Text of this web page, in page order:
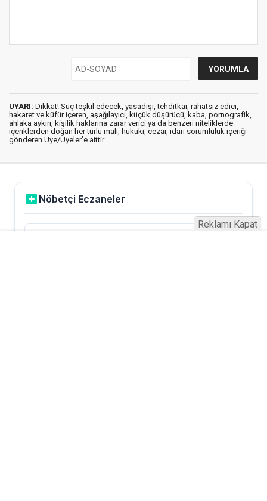
UYARI: Dikkat! Suç teşkil edecek, yasadışı, tehditkar, rahatsız edici,
hakaret ve küfür içeren, aşağılayıcı, küçük düşürücü, kaba, pornografik,
ahlaka aykırı, kişilik haklarına zarar verici ya da benzeri niteliklerde
içeriklerden doğan her türlü mali, hukuki, cezai, idari sorumluluk içeriği
gönderen Üye/Üyeler’e aittir.
Reklamı Kapat